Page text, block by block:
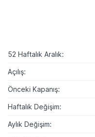
52 Haftalık Aralık:
Açılış:
Önceki Kapanış:
Haftalık Değişim:
Aylık Değişim: